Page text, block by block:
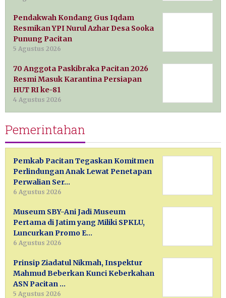
Pendakwah Kondang Gus Iqdam
Resmikan YPI Nurul Azhar Desa Sooka
Punung Pacitan
5 Agustus 2026
70 Anggota Paskibraka Pacitan 2026
Resmi Masuk Karantina Persiapan
HUT RI ke-81
4 Agustus 2026
Pemerintahan
Pemkab Pacitan Tegaskan Komitmen
Perlindungan Anak Lewat Penetapan
Perwalian Ser…
6 Agustus 2026
Museum SBY-Ani Jadi Museum
Pertama di Jatim yang Miliki SPKLU,
Luncurkan Promo E…
6 Agustus 2026
Prinsip Ziadatul Nikmah, Inspektur
Mahmud Beberkan Kunci Keberkahan
ASN Pacitan …
5 Agustus 2026